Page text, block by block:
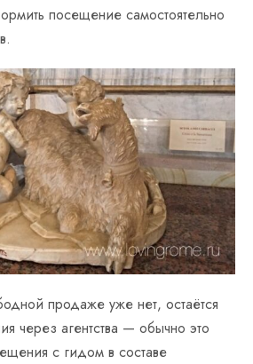
посещение самостоятельно
продаже уже нет, остаётся
через агентства — обычно это
с гидом в составе